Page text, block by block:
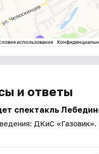
и ответы
спектакль
ДКиС «Газовик».